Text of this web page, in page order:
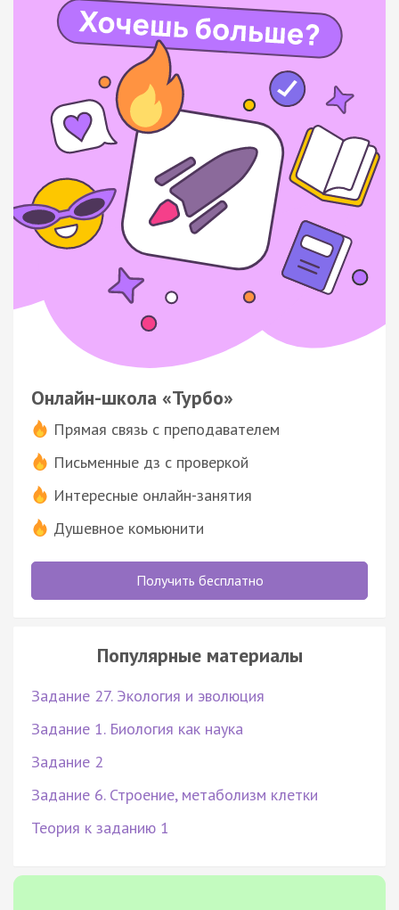
Онлайн-школа «Турбо»
Прямая связь с преподавателем
Письменные дз с проверкой
Интересные онлайн-занятия
Душевное комьюнити
Получить бесплатно
Популярные материалы
Задание 27. Экология и эволюция
Задание 1. Биология как наука
Задание 2
Задание 6. Строение, метаболизм клетки
Теория к заданию 1